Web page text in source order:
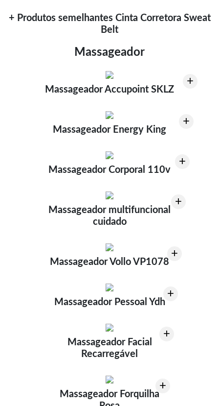
+ Produtos semelhantes Cinta Corretora Sweat
Belt
Massageador
+
Massageador Accupoint SKLZ
+
Massageador Energy King
+
Massageador Corporal 110v
+
Massageador multifuncional
cuidado
+
Massageador Vollo VP1078
+
Massageador Pessoal Ydh
+
Massageador Facial
Recarregável
+
Massageador Forquilha